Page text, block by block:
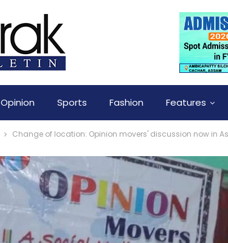
Opinion Sports Fashion Features
Change of location: Opinion movers' discussion now in